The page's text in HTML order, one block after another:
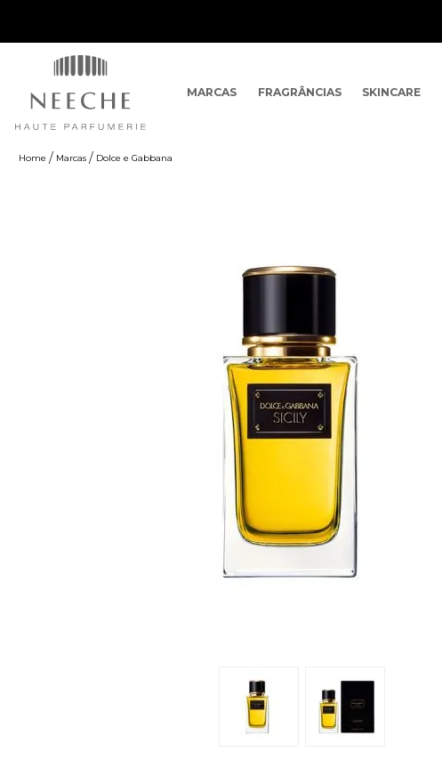
MARCAS FRAGRÂNCIAS SKINCARE
Marcas Dolce e Gabbana